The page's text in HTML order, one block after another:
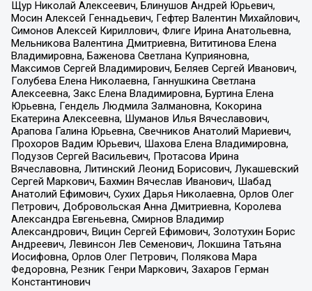
Щур Николай Алексеевич, Блинушов Андрей Юрьевич,
Мосин Алексей Геннадьевич, Гефтер Валентин Михайлович,
Симонов Алексей Кириллович, Флиге Ирина Анатольевна,
Мельникова Валентина Дмитриевна, Вититинова Елена
Владимировна, Баженова Светлана Куприяновна,
Максимов Сергей Владимирович, Беляев Сергей Иванович,
Голубева Елена Николаевна, Ганнушкина Светлана
Алексеевна, Закс Елена Владимировна, Буртина Елена
Юрьевна, Гендель Людмила Залмановна, Кокорина
Екатерина Алексеевна, Шуманов Илья Вячеславович,
Арапова Галина Юрьевна, Свечников Анатолий Мариевич,
Прохоров Вадим Юрьевич, Шахова Елена Владимировна,
Подузов Сергей Васильевич, Протасова Ирина
Вячеславовна, Литинский Леонид Борисович, Лукашевский
Сергей Маркович, Бахмин Вячеслав Иванович, Шабад
Анатолий Ефимович, Сухих Дарья Николаевна, Орлов Олег
Петрович, Добровольская Анна Дмитриевна, Королева
Александра Евгеньевна, Смирнов Владимир
Александрович, Вицин Сергей Ефимович, Золотухин Борис
Андреевич, Левинсон Лев Семенович, Локшина Татьяна
Иосифовна, Орлов Олег Петрович, Полякова Мара
Федоровна, Резник Генри Маркович, Захаров Герман
Константинович